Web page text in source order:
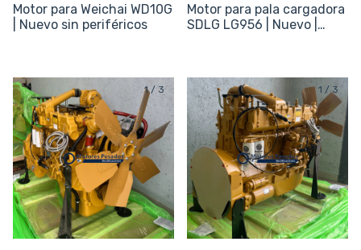
Motor para Weichai WD10G
| Nuevo sin periféricos
Motor para pala cargadora
SDLG LG956 | Nuevo |
1/ 3 1 /3